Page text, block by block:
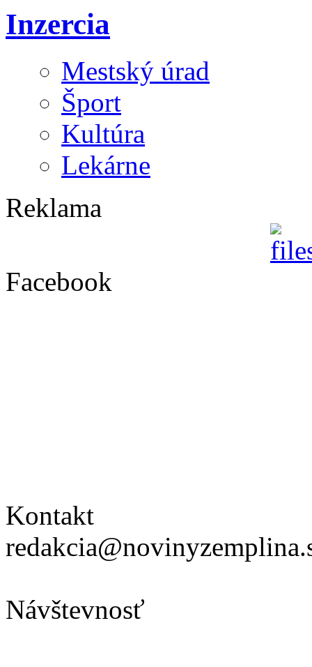
Inzercia
Mestský úrad
Šport
Kultúra
Lekárne
Reklama
Facebook
Kontakt
Návštevnosť